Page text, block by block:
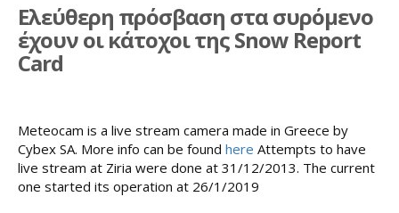
Ελεύθερη πρόσβαση στα συρόμενο
έχουν οι κάτοχοι της Snow Report
Card
Meteocam is a live stream camera made in Greece by
Cybex SA. More info can be found here Attempts to have
live stream at Ziria were done at 31/12/2013. The current
one started its operation at 26/1/2019